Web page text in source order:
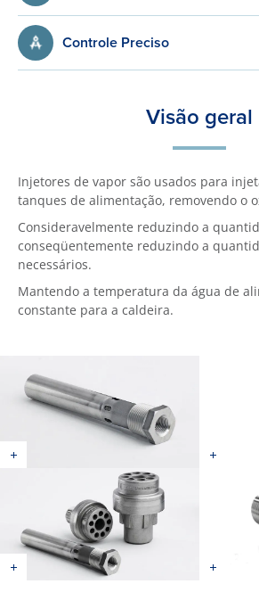
Controle Preciso
Visão geral
Injetores de vapor são usados para
tanques de alimentação, removendo o
Consideravelmente reduzindo a
conseqüentemente reduzindo a
necessários.
Mantendo a temperatura da água de
constante para a caldeira.